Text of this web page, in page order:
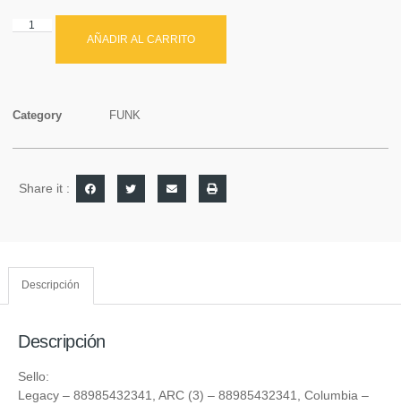
AÑADIR AL CARRITO
Category FUNK
Share it :
Descripción
Descripción
Sello:
Legacy ‎– 88985432341, ARC (3) ‎– 88985432341, Columbia ‎–